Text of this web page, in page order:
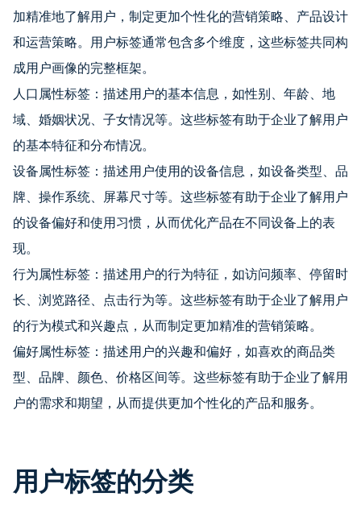
加精准地了解用户，制定更加个性化的营销策略、产品设计
和运营策略。用户标签通常包含多个维度，这些标签共同构
成用户画像的完整框架。
人口属性标签：描述用户的基本信息，如性别、年龄、地
域、婚姻状况、子女情况等。这些标签有助于企业了解用户
的基本特征和分布情况。
设备属性标签：描述用户使用的设备信息，如设备类型、品
牌、操作系统、屏幕尺寸等。这些标签有助于企业了解用户
的设备偏好和使用习惯，从而优化产品在不同设备上的表
现。
行为属性标签：描述用户的行为特征，如访问频率、停留时
长、浏览路径、点击行为等。这些标签有助于企业了解用户
的行为模式和兴趣点，从而制定更加精准的营销策略。
偏好属性标签：描述用户的兴趣和偏好，如喜欢的商品类
型、品牌、颜色、价格区间等。这些标签有助于企业了解用
户的需求和期望，从而提供更加个性化的产品和服务。
用户标签的分类